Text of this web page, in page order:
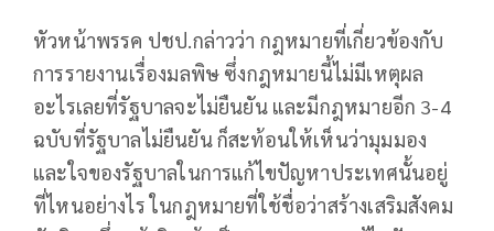
หัวหน้าพรรค ปชป.กล่าวว่า กฎหมายที่เกี่ยวข้องกับ
การรายงานเรื่องมลพิษ ซึ่งกฎหมายนี้ไม่มีเหตุผล
อะไรเลยที่รัฐบาลจะไม่ยืนยัน และมีกฎหมายอีก 3-4
ฉบับที่รัฐบาลไม่ยืนยัน ก็สะท้อนให้เห็นว่ามุมมอง
และใจของรัฐบาลในการแก้ไขปัญหาประเทศนั้นอยู่
ที่ไหนอย่างไร ในกฎหมายที่ใช้ชื่อว่าสร้างเสริมสังคม